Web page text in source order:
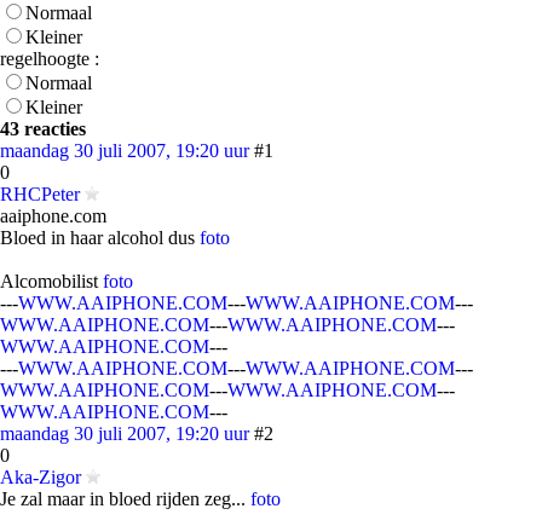
Normaal
Kleiner
regelhoogte :
Normaal
Kleiner
43 reacties
maandag 30 juli 2007, 19:20 uur #1
0
RHCPeter
aaiphone.com
Bloed in haar alcohol dus foto
Alcomobilist foto
---WWW.AAIPHONE.COM---WWW.AAIPHONE.COM---
WWW.AAIPHONE.COM---WWW.AAIPHONE.COM---
WWW.AAIPHONE.COM---
---WWW.AAIPHONE.COM---WWW.AAIPHONE.COM---
WWW.AAIPHONE.COM---WWW.AAIPHONE.COM---
WWW.AAIPHONE.COM---
maandag 30 juli 2007, 19:20 uur #2
0
Aka-Zigor
Je zal maar in bloed rijden zeg... foto